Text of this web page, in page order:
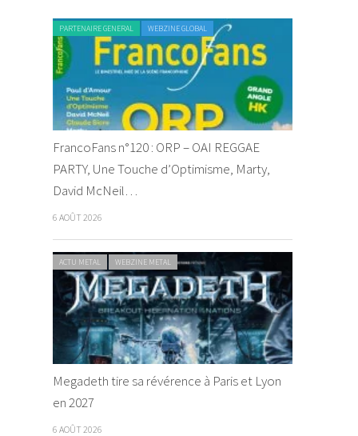
PARTENAIRE GENERAL WEBZINE GLOBAL
FrancoFans n°120 : ORP – OAI REGGAE
PARTY, Une Touche d’Optimisme, Marty,
David McNeil…
6 AOÛT 2026
ACTU METAL WEBZINE METAL
Megadeth tire sa révérence à Paris et Lyon
en 2027
6 AOÛT 2026